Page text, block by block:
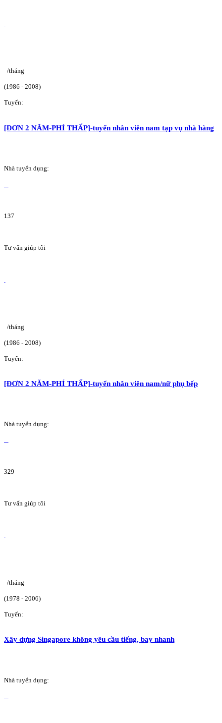
/tháng
(1986 - 2008)
Tuyển:
[ĐƠN 2 NĂM-PHÍ THẤP]-tuyển nhân viên nam tạp vụ nhà hàng
Nhà tuyển dụng:
137
Tư vấn giúp tôi
/tháng
(1986 - 2008)
Tuyển:
[ĐƠN 2 NĂM-PHÍ THẤP]-tuyển nhân viên nam/nữ phụ bếp
Nhà tuyển dụng:
329
Tư vấn giúp tôi
/tháng
(1978 - 2006)
Tuyển:
Xây dựng Singapore không yêu cầu tiếng, bay nhanh
Nhà tuyển dụng: